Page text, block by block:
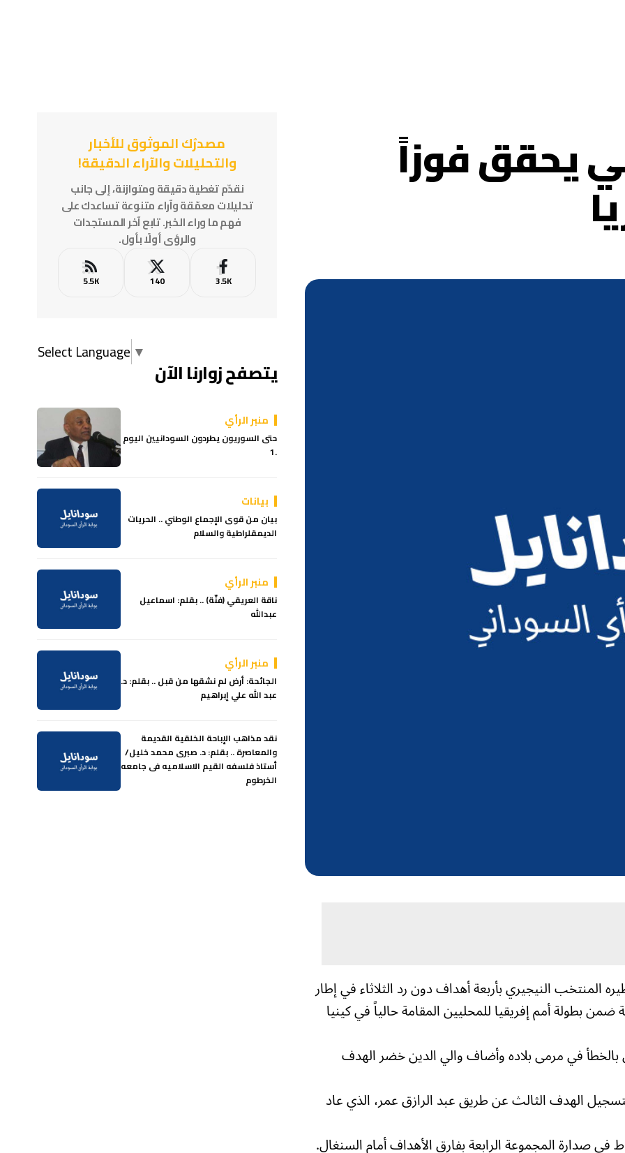
يحقق فوزاً
النيجيري بأربعة أهداف دون رد الثلاثاء في إطار
ضمن بطولة أمم إفريقيا للمحليين المقامة حالياً في كينيا
بالخطأ في مرمى بلاده وأضاف والي الدين خضر الهدف
تقدمهم بتسجيل الهدف الثالث عن طريق عبد الرازق عمر، الذي عاد
مصدرُك الموثوق للأخبار
والتحليلات والآراء الدقيقة!
نقدّم تغطية دقيقة ومتوازنة، إلى جانب
تحليلات معمّقة وآراء متنوعة تساعدك على
فهم ما وراء الخبر. تابع آخر المستجدات
والرؤى أولًا بأول.
3.5K
140
5.5K
Select Language ▼
يتصفح زوارنا الآن
منبر الرأي
حتى السوريون يطردون السودانيين اليوم
.1
بيانات
بيان من قوى الإجماع الوطني .. الحريات
الديمقلراطية والسلام
منبر الرأي
ناقة العريقي (فنّة) .. بقلم: اسماعيل
عبدالله
منبر الرأي
الجائحة: أرض لم نشقها من قبل .. بقلم: د.
عبد الله علي إبراهيم
نقد مذاهب الإباحة الخلقية القديمة
والمعاصرة .. بقلم: د. صبرى محمد خليل/
أستاذ فلسفه القيم الاسلاميه فى جامعه
الخرطوم